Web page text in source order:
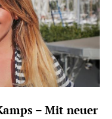
– Mit neuer